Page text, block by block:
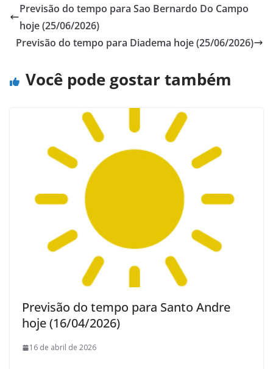
Previsão do tempo para Sao Bernardo Do Campo
hoje (25/06/2026)
Previsão do tempo para Diadema hoje (25/06/2026)
Você pode gostar também
Previsão do tempo para Santo Andre
hoje (16/04/2026)
16 de abril de 2026